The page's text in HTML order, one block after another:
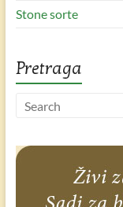
Stone sorte
Pretraga